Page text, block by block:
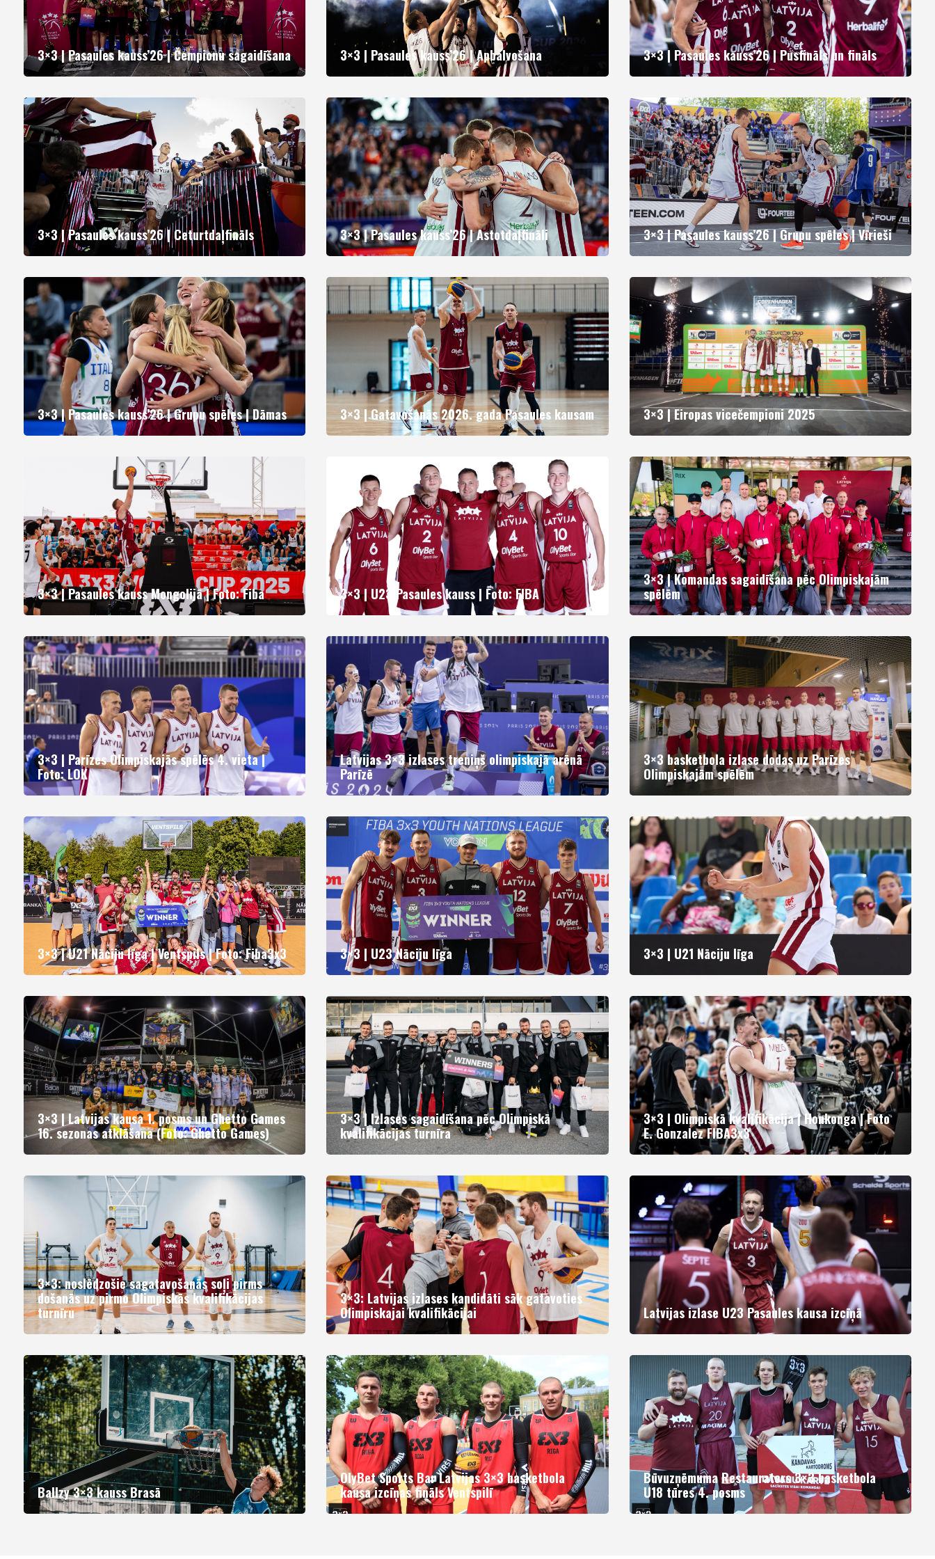
3×3 | Pasaules kauss’26 | Čempionu sagaidīšana 3×3 | Pasaules kauss’26 | Apbalvošana 3×3 | Pasaules kauss’26 | Pusfināls un fināls
3×3 | Pasaules kauss’26 | Ceturtdaļfināls 3×3 | Pasaules kauss’26 | Astotdaļfināli 3×3 | Pasaules kauss’26 | Grupu spēles | Vīrieši
3×3 | Pasaules kauss’26 | Grupu spēles | Dāmas 3×3 | Gatavošanās 2026. gada Pasaules kausam 3×3 | Eiropas vicečempioni 2025
3×3 | Pasaules kauss Mongolijā | Foto: Fiba 3×3 | U23 Pasaules kauss | Foto: FIBA
3×3 | Komandas sagaidīšana pēc Olimpiskajām
spēlēm
3×3 | Parīzes Olimpiskajās spēlēs 4. vieta |
Foto: LOK
Latvijas 3×3 izlases treniņš olimpiskajā arēnā
Parīzē
3×3 basketbola izlase dodas uz Parīzes
Olimpiskajām spēlēm
3×3 | U21 Nāciju līga | Ventspils | Foto: Fiba3x3 3×3 | U23 Nāciju līga 3×3 | U21 Nāciju līga
3×3 | Latvijas kausa 1. posms un Ghetto Games
16. sezonas atklāšana (Foto: Ghetto Games)
3×3 | Izlases sagaidīšana pēc Olimpiskā
kvalifikācijas turnīra
3×3 | Olimpiskā kvalifikācija | Honkonga | Foto
E. Gonzalez FIBA3x3
3×3: noslēdzošie sagatavošanās soļi pirms
došanās uz pirmo Olimpiskās kvalifikācijas
turnīru
3×3: Latvijas izlases kandidāti sāk gatavoties
Olimpiskajai kvalifikācijai
Latvijas izlase U23 Pasaules kausa izcīņā
Ballzy 3×3 kauss Brasā
OlyBet Sports Bar Latvijas 3×3 basketbola
kausa izcīņas fināls Ventspilī
Būvuzņēmuma Restaurators 3×3 basketbola
U18 tūres 4. posms